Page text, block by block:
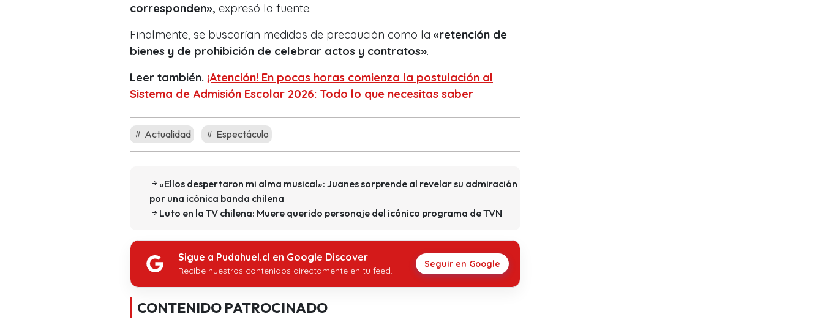
corresponden», expresó la fuente.
Finalmente, se buscarían medidas de precaución como la «retención de
bienes y de prohibición de celebrar actos y contratos».
Leer también. ¡Atención! En pocas horas comienza la postulación al
Sistema de Admisión Escolar 2026: Todo lo que necesitas saber
Actualidad Espectáculo
«Ellos despertaron mi alma musical»: Juanes sorprende al revelar su admiración
por una icónica banda chilena
Luto en la TV chilena: Muere querido personaje del icónico programa de TVN
Sigue a Pudahuel.cl en Google Discover
Recibe nuestros contenidos directamente en tu feed.
Seguir en Google
CONTENIDO PATROCINADO